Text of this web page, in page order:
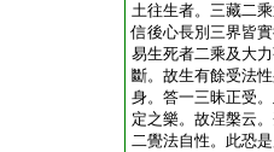
土往生者。三藏二
信後心長別三界皆
易生死者二乘及大
斷。故生有餘受法
身。答一三昧正受
定之樂。故涅槃云
二覺法自性。此恐